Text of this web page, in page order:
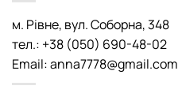
м. Рівне, вул. Соборна, 348
тел.: +38 (050) 690-48-02
Email: anna7778@gmail.com